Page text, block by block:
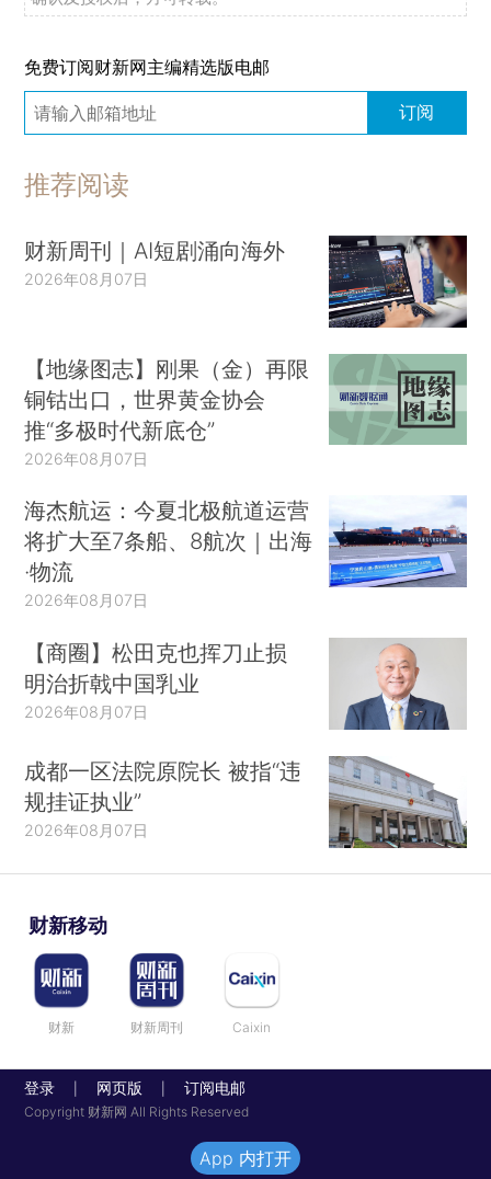
免费订阅财新网主编精选版电邮
订阅
推荐阅读
财新周刊｜AI短剧涌向海外
2026年08月07日
【地缘图志】刚果（金）再限
铜钴出口，世界黄金协会
推“多极时代新底仓”
2026年08月07日
海杰航运：今夏北极航道运营
将扩大至7条船、8航次｜出海
·物流
2026年08月07日
【商圈】松田克也挥刀止损
明治折戟中国乳业
2026年08月07日
成都一区法院原院长 被指“违
规挂证执业”
2026年08月07日
财新移动
财新 财新周刊 Caixin
登录 网页版 订阅电邮
Copyright 财新网 All Rights Reserved
App 内打开